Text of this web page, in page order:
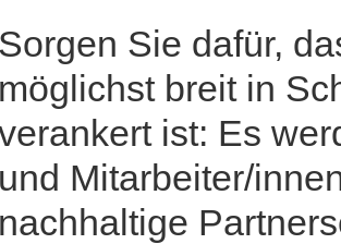
Sorgen Sie dafür,
möglichst breit in
ist: Es
und Mitarbeiter/
nachhaltige